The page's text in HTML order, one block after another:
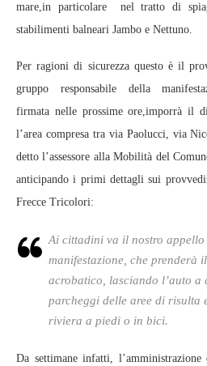
mare,in particolare nel tratto di
stabilimenti balneari Jambo e Nettuno.
Per ragioni di sicurezza questo è il
gruppo responsabile della
firmata nelle prossime ore,imporrà il
l’area compresa tra via Paolucci, via
detto l’assessore alla Mobilità del
anticipando i primi dettagli sui
Frecce Tricolori:
Ai cittadini va il nostro
manifestazione, che prenderà
acrobatico, lasciando l’auto a
parcheggi delle aree di risulta
riviera a piedi o in bici.
Da settimane infatti, l’amministrazione